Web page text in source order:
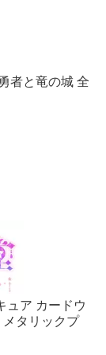
者と竜の城 全
ュア カードウ
タリックプ